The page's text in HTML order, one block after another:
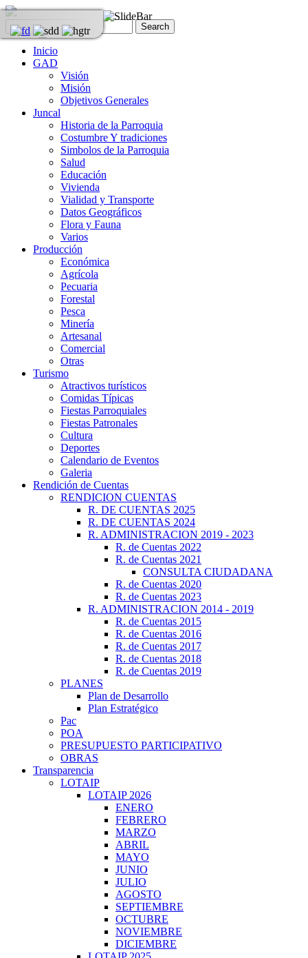
Inicio
GAD
Visión
Misión
Objetivos Generales
Juncal
Historia de la Parroquia
Costumbre Y tradiciones
Simbolos de la Parroquia
Salud
Educación
Vivienda
Vialidad y Transporte
Datos Geográficos
Flora y Fauna
Varios
Producción
Económica
Agrícola
Pecuaria
Forestal
Pesca
Minería
Artesanal
Comercial
Otras
Turismo
Atractivos turísticos
Comidas Típicas
Fiestas Parroquiales
Fiestas Patronales
Cultura
Deportes
Calendario de Eventos
Galeria
Rendición de Cuentas
RENDICION CUENTAS
R. DE CUENTAS 2025
R. DE CUENTAS 2024
R. ADMINISTRACION 2019 - 2023
R. de Cuentas 2022
R. de Cuentas 2021
CONSULTA CIUDADANA
R. de Cuentas 2020
R. de Cuentas 2023
R. ADMINISTRACION 2014 - 2019
R. de Cuentas 2015
R. de Cuentas 2016
R. de Cuentas 2017
R. de Cuentas 2018
R. de Cuentas 2019
PLANES
Plan de Desarrollo
Plan Estratégico
Pac
POA
PRESUPUESTO PARTICIPATIVO
OBRAS
Transparencia
LOTAIP
LOTAIP 2026
ENERO
FEBRERO
MARZO
ABRIL
MAYO
JUNIO
JULIO
AGOSTO
SEPTIEMBRE
OCTUBRE
NOVIEMBRE
DICIEMBRE